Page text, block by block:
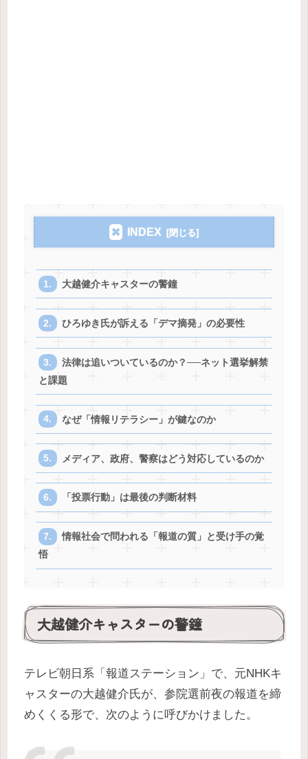
INDEX
大越健介キャスターの警鐘
ひろゆき氏が訴える「デマ摘発」の必要性
法律は追いついているのか？──ネット選挙解禁
と課題
なぜ「情報リテラシー」が鍵なのか
メディア、政府、警察はどう対応しているのか
「投票行動」は最後の判断材料
情報社会で問われる「報道の質」と受け手の覚
悟
大越健介キャスターの警鐘
テレビ朝日系「報道ステーション」で、元NHKキ
ャスターの大越健介氏が、参院選前夜の報道を締
めくくる形で、次のように呼びかけました。